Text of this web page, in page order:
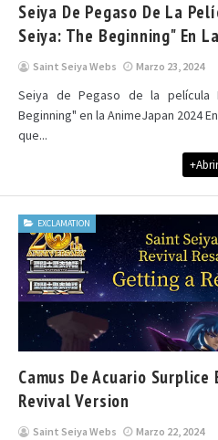
Seiya De Pegaso De La
Seiya: The Beginning" En
Saint Seiya Webs Marzo 23, 2024
Seiya de Pegaso de la película
Beginning" en la AnimeJapan 2024
que...
+Abrir
EXCLAMATION
Camus De Acuario Surplice
Revival Version
Saint Seiya Webs Marzo 22, 2024